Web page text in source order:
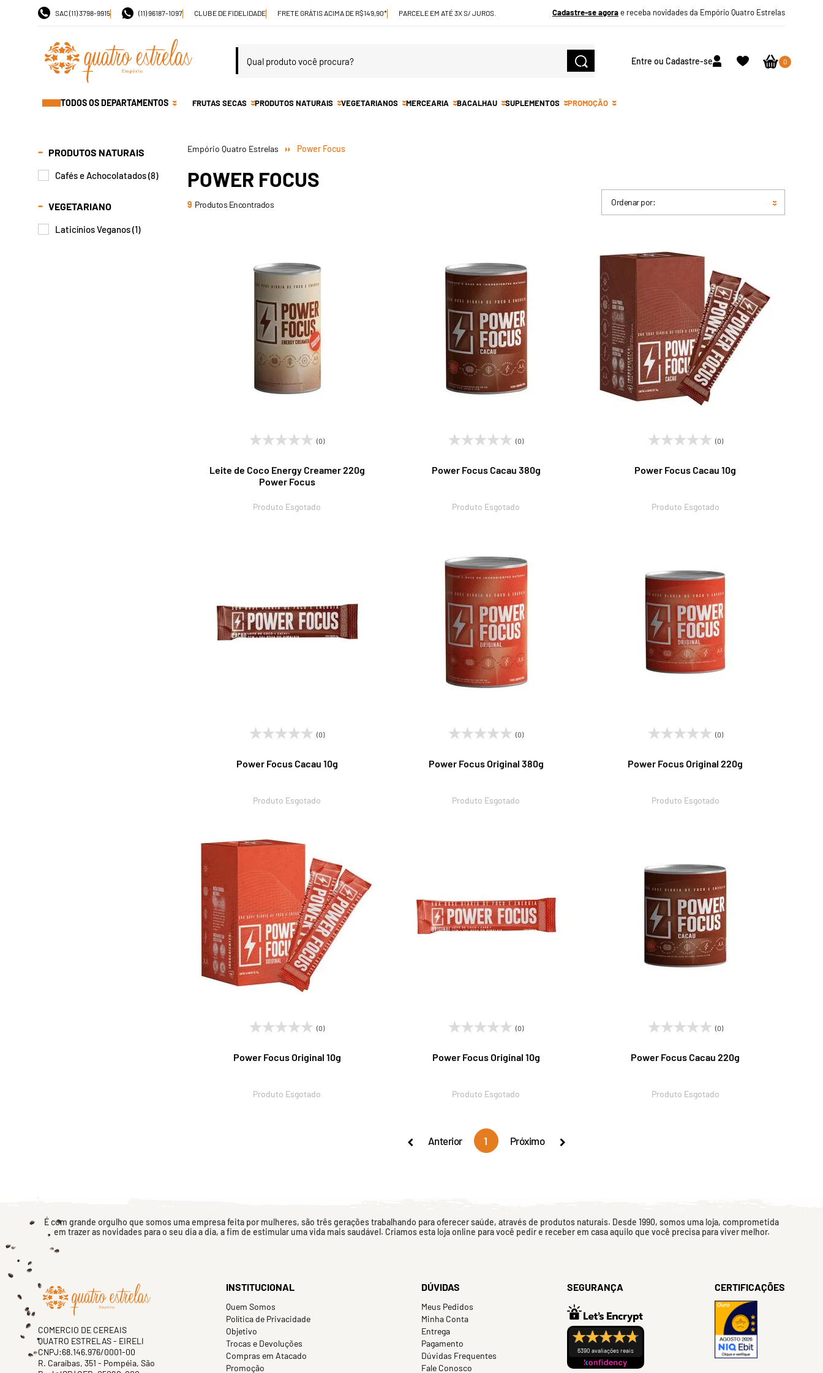
SAC (11) 3798-9915 (11) 96187-1097 CLUBE DE FIDELIDADE FRETE GRÁTIS ACIMA DE R$149,90* PARCELE EM ATÉ 3X S/ JUROS. Cadastre-se agorae receba novidades da Empório Quatro Estrelas
Entre ou Cadastre-se 0
TODOS OS DEPARTAMENTOS FRUTAS SECAS PRODUTOS NATURAIS VEGETARIANOS MERCEARIA BACALHAU SUPLEMENTOS PROMOÇÃO
Power Focus
POWER FOCUS
9 Produtos Encontrados Ordenar por:
(0)
Leite de Coco Energy Creamer 220g
Power Focus
Produto Esgotado
(0)
Power Focus Cacau 380g
Produto Esgotado
(0)
Power Focus Cacau 10g
Produto Esgotado
(0)
Power Focus Cacau 10g
Produto Esgotado
(0)
Power Focus Original 380g
Produto Esgotado
(0)
Power Focus Original 220g
Produto Esgotado
(0)
Power Focus Original 10g
Produto Esgotado
(0)
Power Focus Original 10g
Produto Esgotado
(0)
Power Focus Cacau 220g
Produto Esgotado
Anterior 1 Próximo
PRODUTOS NATURAIS
Cafés e Achocolatados (8)
VEGETARIANO
Laticínios Veganos (1)
É com grande orgulho que somos uma empresa feita por mulheres, são três gerações trabalhando para oferecer saúde, através de produtos naturais. Desde 1990, somos uma loja, comprometida
em trazer as novidades para o seu dia a dia, a fim de estimular uma vida mais saudável. Criamos esta loja online para você pedir e receber em casa aquilo que você precisa para viver melhor.
COMERCIO DE CEREAIS
QUATRO ESTRELAS - EIRELI
CNPJ:68.146.976/0001-00
R. Caraíbas, 351 - Pompéia, São
INSTITUCIONAL
Quem Somos
Política de Privacidade
Objetivo
Trocas e Devoluções
Compras em Atacado
Promoção
DÚVIDAS
Meus Pedidos
Minha Conta
Entrega
Pagamento
Dúvidas Frequentes
Fale Conosco
SEGURANÇA
6390 avaliações reais
CERTIFICAÇÕES